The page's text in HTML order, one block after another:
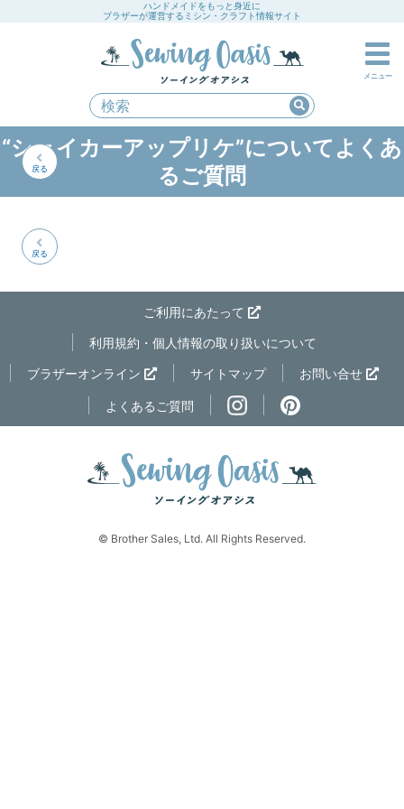
ハンドメイドをもっと身近に
ブラザーが運営するミシン・クラフト情報サイト
メニュー
戻る
“シェイカーアップリケ”についてよくあ
るご質問
戻る
ご利用にあたって
利用規約・個人情報の取り扱いについて
ブラザーオンライン
サイトマップ お問い合せ
よくあるご質問
© Brother Sales, Ltd. All Rights Reserved.